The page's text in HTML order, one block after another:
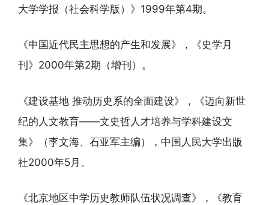
大学学报（社会科学版）》1999年第4期。
《中国近代民主思想的产生和发展》，《史学月
刊》2000年第2期（增刊）。
《建设基地 推动历史系的全面建设》，《迈向新世
纪的人文教育——文史哲人才培养与学科建设文
集》（李文海、石亚军主编），中国人民大学出版
社2000年5月。
《北京地区中学历史教师队伍状况调查》，《教育